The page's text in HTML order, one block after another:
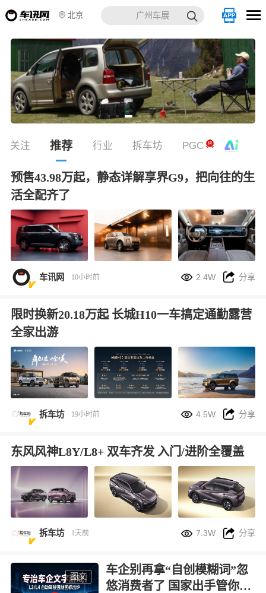
北京 广州车展 
关注 推荐 行业 拆车坊 PGC
预售43.98万起，静态详解享界G9，把向往的生
活全配齐了
车讯网 10小时前  2.4W  分享
限时换新20.18万起 长城H10一车搞定通勤露营
全家出游
拆车坊 19小时前  4.5W  分享
东风风神L8Y/L8+ 双车齐发 入门/进阶全覆盖
拆车坊 1天前  7.3W  分享
图文
车企别再拿“自创模糊词”忽
悠消费者了 国家出手管你们